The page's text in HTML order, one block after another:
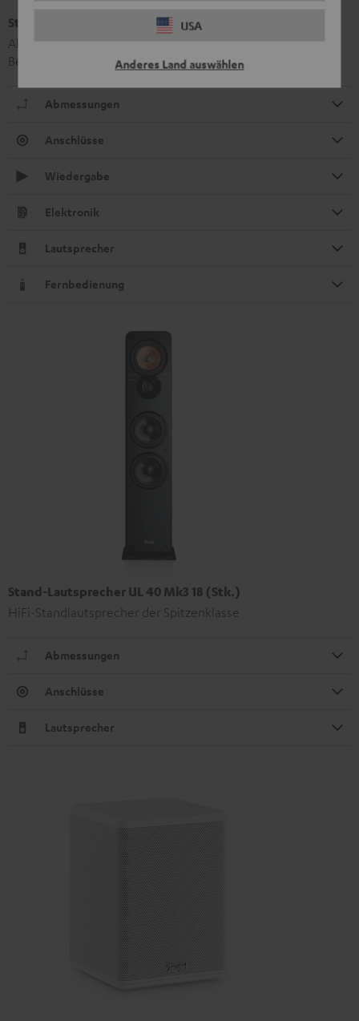
USA
Anderes Land auswählen
Stand-Lautsprecher UL 40 Active Mk2 18 (Stk.)
Aktiver Standlautsprecher mit integriertem Verstärker,
Bedienpanel und Display
Abmessungen
Anschlüsse
Wiedergabe
Elektronik
Lautsprecher
Fernbedienung
Stand-Lautsprecher UL 40 Mk3 18 (Stk.)
HiFi-Standlautsprecher der Spitzenklasse
Abmessungen
Anschlüsse
Lautsprecher